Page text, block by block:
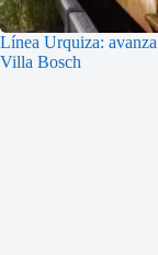
Línea Urquiza:
Villa Bosch